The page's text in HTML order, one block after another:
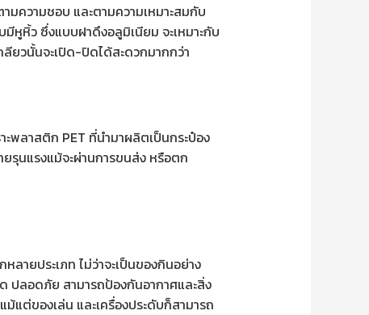
ความชอบ และตามความเหมาะสมกับ
หิ้ว ซึ่งแบบฝาดึงอลูมิเนียม จะเหมาะกับ
ยวนั้นจะเปิด-ปิดได้สะดวกมากกว่า
พลาสติก PET ที่นำมาผลิตเป็นกระป๋อง
รุนแรงแม้จะผ่านการขนส่ง หรือตก
ายประเภท ไม่ว่าจะเป็นของกินอย่าง
ปลอดภัย สามารถป้องกันอากาศและสิ่ง
แต่ของเล่น และเครื่องประดับก็สามารถ